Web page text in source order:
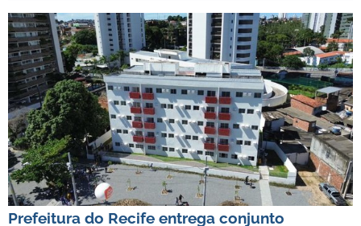
Prefeitura do Recife entrega conjunto